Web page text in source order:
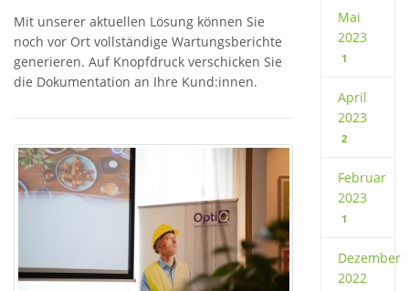
Mit unserer aktuellen Lösung können Sie
noch vor Ort vollständige Wartungsberichte
generieren. Auf Knopfdruck verschicken Sie
die Dokumentation an Ihre Kund:innen.
Mai
2023
1
April
2023
2
Februar
2023
1
Dezember
2022